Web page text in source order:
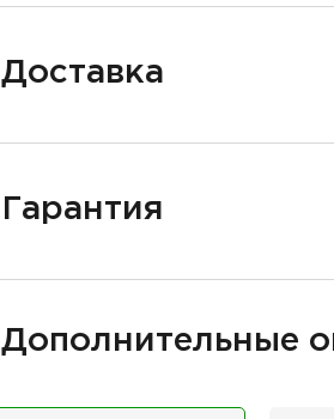
Доставка
Гарантия
Дополнительные